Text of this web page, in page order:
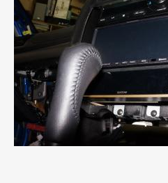
2022年10月 (2)
2022年8月
2022年4月(2)
2022年1月(3)
2021年12月(2)
2021年8月(2)